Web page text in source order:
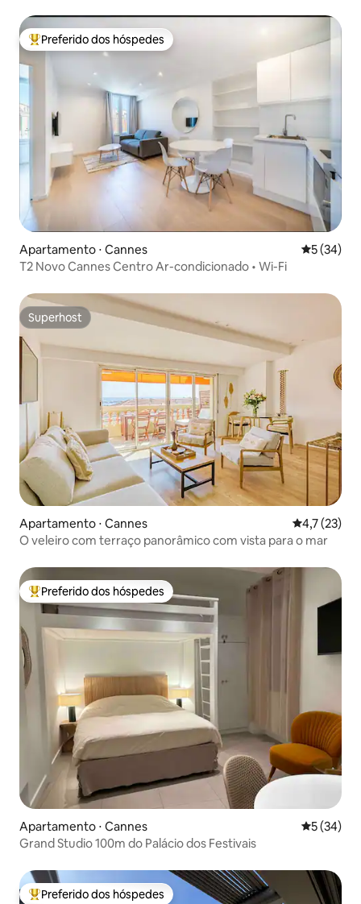
Entre os melhores preferidos dos hóspedes
Preferido dos hóspedes
Apartamento ⋅ Cannes 5 de uma
5 (34)
T2 Novo Cannes Centro Ar-condicionado • Wi-Fi
Superhost
Superhost
Apartamento ⋅ Cannes 4,7 de uma
4,7 (23)
O veleiro com terraço panorâmico com vista para o mar
Entre os melhores preferidos dos hóspedes
Preferido dos hóspedes
Apartamento ⋅ Cannes 5 de uma
5 (34)
Grand Studio 100m do Palácio dos Festivais
Preferido dos hóspedes